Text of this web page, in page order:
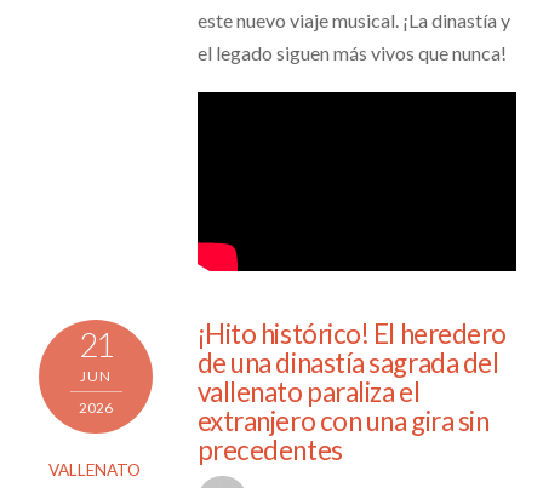
este nuevo viaje musical. ¡La dinastía y
el legado siguen más vivos que nunca!
21
JUN
2026
VALLENATO
¡Hito histórico! El heredero
de una dinastía sagrada del
vallenato paraliza el
extranjero con una gira sin
precedentes